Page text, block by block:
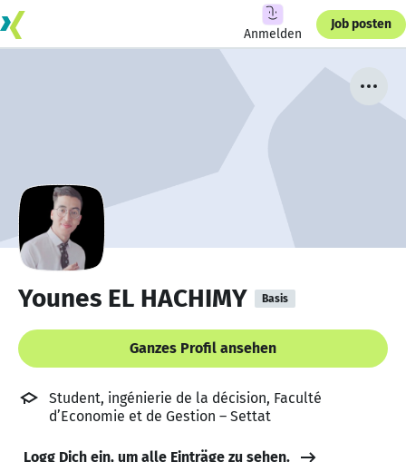
Anmelden
Job posten
Younes EL HACHIMY Basis
Ganzes Profil ansehen
Student, ingénierie de la décision, Faculté
d’Economie et de Gestion – Settat
Logg Dich ein, um alle Einträge zu sehen.